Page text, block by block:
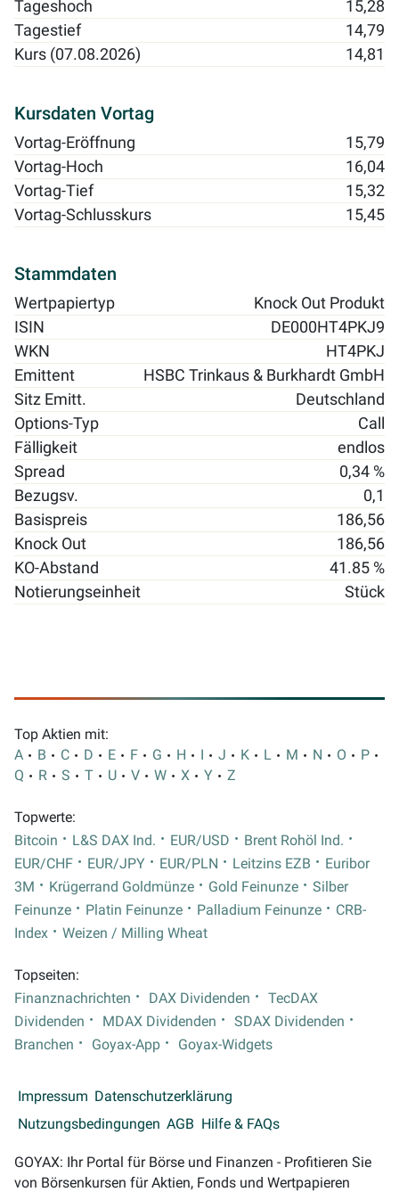
Tageshoch
15,28
Tagestief
14,79
Kurs (07.08.2026)
14,81
Kursdaten Vortag
Vortag-Eröffnung
15,79
Vortag-Hoch
16,04
Vortag-Tief
15,32
Vortag-Schlusskurs
15,45
Stammdaten
Wertpapiertyp
Knock Out Produkt
ISIN
DE000HT4PKJ9
WKN
HT4PKJ
Emittent
HSBC Trinkaus & Burkhardt GmbH
Sitz Emitt.
Deutschland
Options-Typ
Call
Fälligkeit
endlos
Spread
0,34 %
Bezugsv.
0,1
Basispreis
186,56
Knock Out
186,56
KO-Abstand
41.85 %
Notierungseinheit
Stück
Top Aktien mit:
A
B C D E F G H I J K L M N O
P
Q
R S T U V W X Y Z
Topwerte:
Bitcoin
L&S DAX Ind. EUR/USD
Brent Rohöl Ind.
EUR/CHF
EUR/JPY EUR/PLN Leitzins EZB
Euribor
3M
Krügerrand Goldmünze Gold Feinunze
Silber
Feinunze
Platin Feinunze Palladium Feinunze
CRB-
Index
Weizen / Milling Wheat
Topseiten:
Finanznachrichten
DAX Dividenden
TecDAX
Dividenden
MDAX Dividenden
SDAX Dividenden
Branchen
Goyax-App Goyax-Widgets
Impressum Datenschutzerklärung
Nutzungsbedingungen AGB Hilfe & FAQs
GOYAX: Ihr Portal für Börse und Finanzen - Profitieren Sie
von Börsenkursen für Aktien, Fonds und Wertpapieren